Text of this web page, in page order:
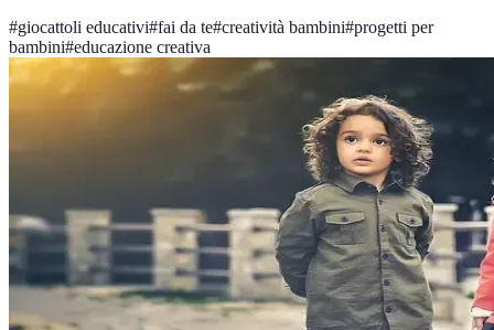
#giocattoli educativi#fai da te#creatività bambini#progetti per
bambini#educazione creativa